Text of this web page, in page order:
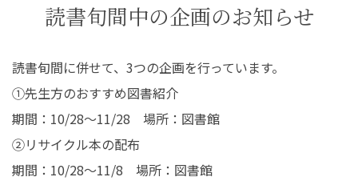
図書館
学生支援
受験生サイト
学びの特徴
在学生の皆さんへ 卒業生の皆さんへ
保護者の皆さまへ
読書旬間中の企画のお知らせ
読書旬間に併せて、3つの企画を行っています。
①先生方のおすすめ図書紹介
期間：10/28～11/28 場所：図書館
②リサイクル本の配布
期間：10/28～11/8 場所：図書館